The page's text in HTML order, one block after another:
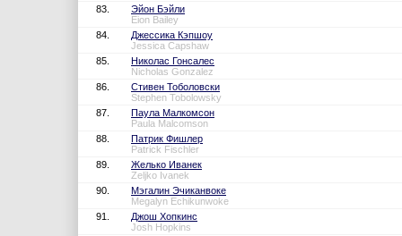
83.
Эйон Бэйли
Eion Bailey
84.
Джессика Кэпшоу
Jessica Capshaw
85.
Николас Гонсалес
Nicholas Gonzalez
86.
Стивен Тоболовски
Stephen Tobolowsky
87.
Паула Малкомсон
Paula Malcomson
88.
Патрик Фишлер
Patrick Fischler
89.
Желько Иванек
Zeljko Ivanek
90.
Мэгалин Эчиканвоке
Megalyn Echikunwoke
91.
Джош Хопкинс
Josh Hopkins